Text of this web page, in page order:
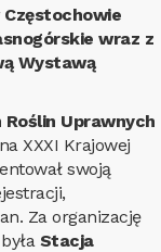
wraz z
Wystawą
Uprawnych
XXXI Krajowej
swoją
Za organizację
Stacja